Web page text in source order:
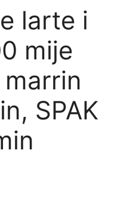
larte i
mije
SPAK